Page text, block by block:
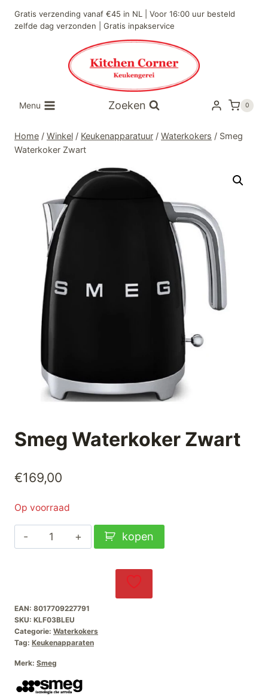
naar
Gratis verzending vanaf €45 in NL | Voor 16:00 uur besteld
zelfde dag verzonden | Gratis inpakservice
Menu Zoeken 0
Home / Winkel / Keukenapparatuur / Waterkokers / Smeg
Waterkoker Zwart
Smeg Waterkoker Zwart
€169,00
Op voorraad
Smeg
Waterkoker
kopen
EAN: 8017709227791
SKU: KLF03BLEU
Categorie: Waterkokers
Tag: Keukenapparaten
Merk: Smeg